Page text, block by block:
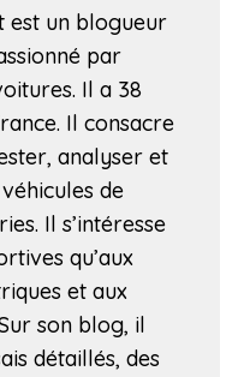
est un blogueur
par
Il a 38
Il consacre
analyser et
de
Il s’intéresse
qu’aux
et aux
son blog, il
détaillés, des